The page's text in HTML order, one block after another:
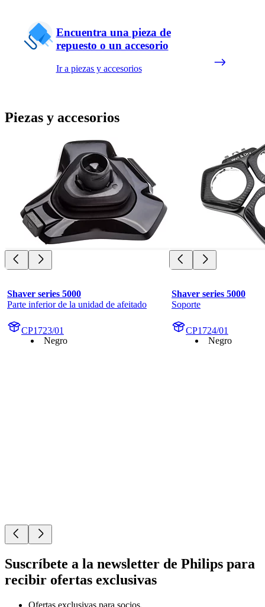
Encuentra una pieza de
repuesto o un accesorio
Ir a piezas y accesorios
Piezas y accesorios
Shaver series 5000
Parte inferior de la unidad de afeitado
CP1723/01
Negro
Shaver series 5000
Soporte
CP1724/01
Negro
Suscríbete a la newsletter de Philips para
recibir ofertas exclusivas